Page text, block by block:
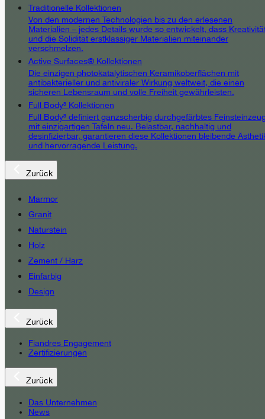
Traditionelle Kollektionen
Von den modernen Technologien bis zu den erlesenen
Materialien – jedes Details wurde so entwickelt, dass
und die Solidität erstklassiger Materialien miteinander
verschmelzen.
Active Surfaces® Kollektionen
Die einzigen photokatalytischen Keramikoberflächen mit
antibakterieller und antiviraler Wirkung weltweit, die einen
sicheren Lebensraum und volle Freiheit gewährleisten.
Full Body³ Kollektionen
Full Body³ definiert ganzscherbig durchgefärbtes
mit einzigartigen Tafeln neu. Belastbar, nachhaltig und
desinfizierbar, garantieren diese Kollektionen bleibende
und hervorragende Leistung.
Zurück
Marmor
Granit
Naturstein
Holz
Zement / Harz
Einfarbig
Design
Zurück
Fiandres Engagement
Zertifizierungen
Zurück
Das Unternehmen
News